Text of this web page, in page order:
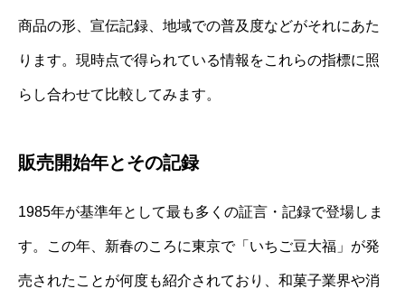
商品の形、宣伝記録、地域での普及度などがそれにあた
ります。現時点で得られている情報をこれらの指標に照
らし合わせて比較してみます。
販売開始年とその記録
1985年が基準年として最も多くの証言・記録で登場しま
す。この年、新春のころに東京で「いちご豆大福」が発
売されたことが何度も紹介されており、和菓子業界や消